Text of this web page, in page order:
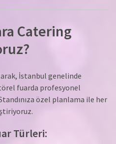
Catering
İstanbul genelinde
fuarda profesyonel
özel planlama ile her
Türleri: